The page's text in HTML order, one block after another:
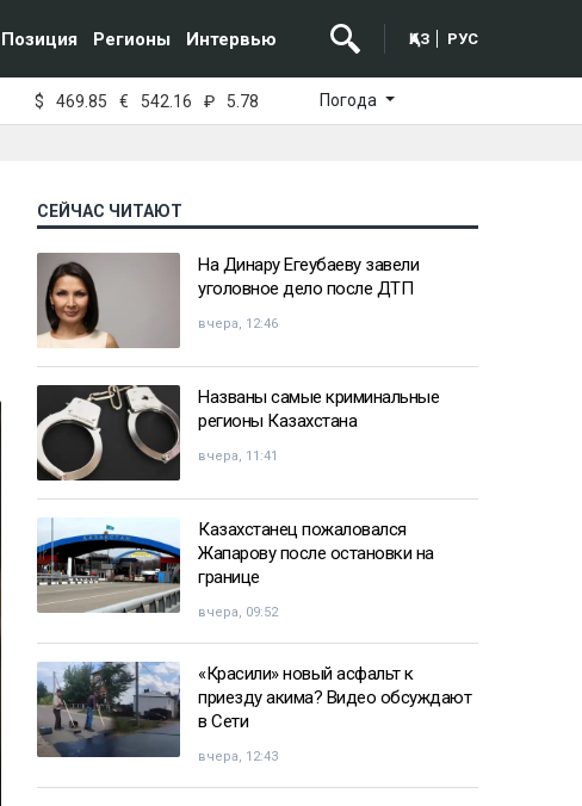
Позиция Регионы Интервью ҚАЗ РУС
$ 469.85 € 542.16 ₽ 5.78 Погода
СЕЙЧАС ЧИТАЮТ
На Динару Егеубаеву завели
уголовное дело после ДТП
вчера, 12:46
Названы самые криминальные
регионы Казахстана
вчера, 11:41
Казахстанец пожаловался
Жапарову после остановки на
границе
вчера, 09:52
«Красили» новый асфальт к
приезду акима? Видео обсуждают
в Сети
вчера, 12:43